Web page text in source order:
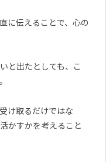
に伝えることで、心の
と出たとしても、こ
け取るだけではな
かすかを考えること